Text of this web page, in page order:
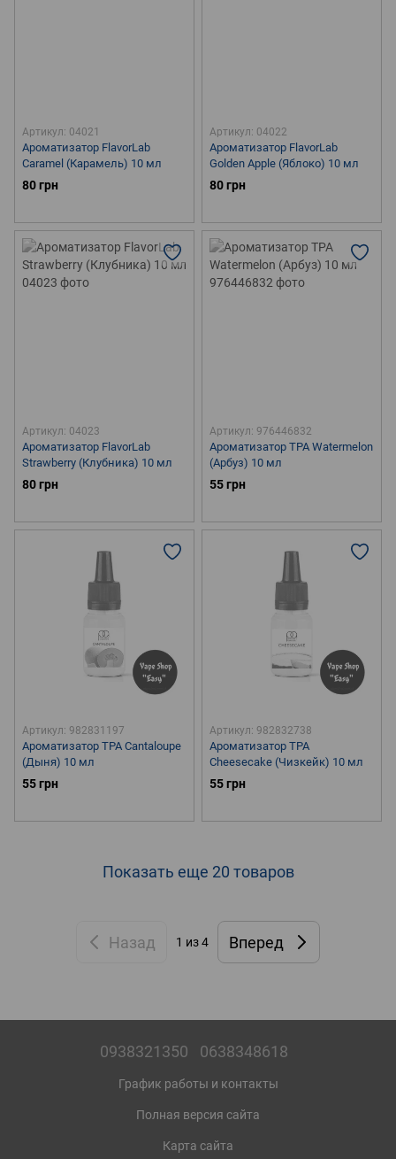
Артикул: 04021
Ароматизатор FlavorLab
Caramel (Карамель) 10 мл
80 грн
Артикул: 04022
Ароматизатор FlavorLab
Golden Apple (Яблоко) 10 мл
80 грн
Артикул: 04023
Ароматизатор FlavorLab
Strawberry (Клубника) 10 мл
80 грн
Артикул: 976446832
Ароматизатор TPA Watermelon
(Арбуз) 10 мл
55 грн
Артикул: 982831197
Ароматизатор TPA Cantaloupe
(Дыня) 10 мл
55 грн
Артикул: 982832738
Ароматизатор TPA
Cheesecake (Чизкейк) 10 мл
55 грн
Показать еще 20 товаров
Назад 1 из 4 Вперед
0938321350 0638348618
График работы и контакты
Полная версия сайта
Карта сайта